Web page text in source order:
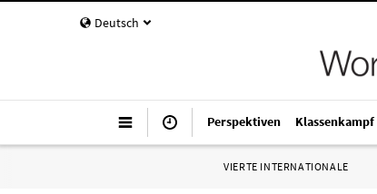
Deutsch
Perspektiven Klassenkampf
VIERTE INTERNATIONALE